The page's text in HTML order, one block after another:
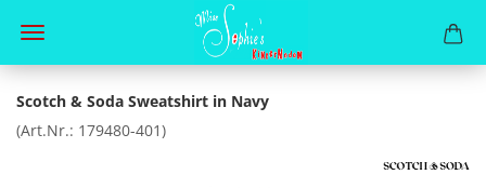
Scotch & Soda Sweatshirt in Navy
(Art.Nr.: 179480-401)